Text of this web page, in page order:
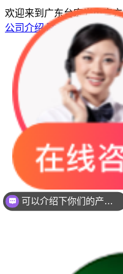
欢迎来到广东台宏光电官
公司介绍 联系我们 网站地图
你们是是需要贴片还是插件灯珠呢？